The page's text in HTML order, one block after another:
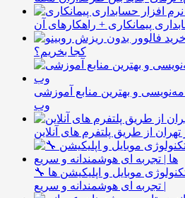
پیمانکاری + راهکارهای آن
کجا بخریم؟
و بهترین منابع آموزشی
وب
تهران از طریق پلتفرم های آنلاین
🔧 تعمیر لوازم خانگی با کمک تکنولوژی موبایل و اپلیکیشن ها
| تجربه ای هوشمندانه و سریع